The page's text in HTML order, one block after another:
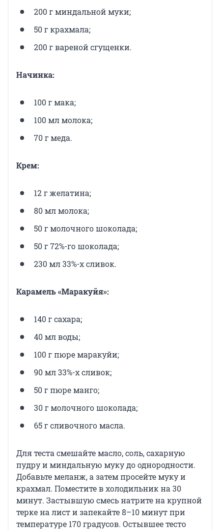
200 г миндальной муки;
50 г крахмала;
200 г вареной сгущенки.
Начинка:
100 г мака;
100 мл молока;
70 г меда.
Крем:
12 г желатина;
80 мл молока;
50 г молочного шоколада;
50 г 72%-го шоколада;
230 мл 33%-х сливок.
Карамель «Маракуйя»:
140 г сахара;
40 мл воды;
100 г пюре маракуйи;
90 мл 33%-х сливок;
50 г пюре манго;
30 г молочного шоколада;
65 г сливочного масла.
Для теста смешайте масло, соль, сахарную
пудру и миндальную муку до однородности.
Добавьте меланж, а затем просейте муку и
крахмал. Поместите в холодильник на 30
минут. Застывшую смесь натрите на крупной
терке на лист и запекайте 8–10 минут при
температуре 170 градусов. Остывшее тесто